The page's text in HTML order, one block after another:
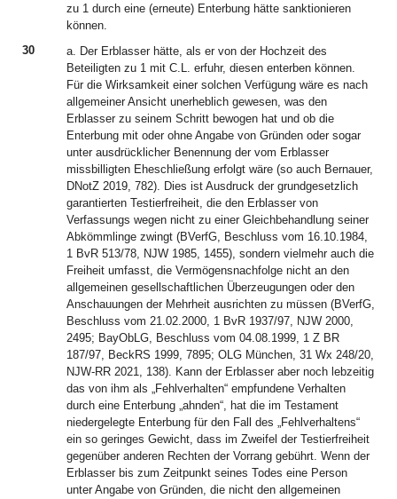
zu 1 durch eine (erneute) Enterbung hätte sanktionieren
können.
30
a. Der Erblasser hätte, als er von der Hochzeit des
Beteiligten zu 1 mit C.L. erfuhr, diesen enterben können.
Für die Wirksamkeit einer solchen Verfügung wäre es nach
allgemeiner Ansicht unerheblich gewesen, was den
Erblasser zu seinem Schritt bewogen hat und ob die
Enterbung mit oder ohne Angabe von Gründen oder sogar
unter ausdrücklicher Benennung der vom Erblasser
missbilligten Eheschließung erfolgt wäre (so auch Bernauer,
DNotZ 2019, 782). Dies ist Ausdruck der grundgesetzlich
garantierten Testierfreiheit, die den Erblasser von
Verfassungs wegen nicht zu einer Gleichbehandlung seiner
Abkömmlinge zwingt (BVerfG, Beschluss vom 16.10.1984,
1 BvR 513/78, NJW 1985, 1455), sondern vielmehr auch die
Freiheit umfasst, die Vermögensnachfolge nicht an den
allgemeinen gesellschaftlichen Überzeugungen oder den
Anschauungen der Mehrheit ausrichten zu müssen (BVerfG,
Beschluss vom 21.02.2000, 1 BvR 1937/97, NJW 2000,
2495; BayObLG, Beschluss vom 04.08.1999, 1 Z BR
187/97, BeckRS 1999, 7895; OLG München, 31 Wx 248/20,
NJW-RR 2021, 138). Kann der Erblasser aber noch lebzeitig
das von ihm als „Fehlverhalten“ empfundene Verhalten
durch eine Enterbung „ahnden“, hat die im Testament
niedergelegte Enterbung für den Fall des „Fehlverhaltens“
ein so geringes Gewicht, dass im Zweifel der Testierfreiheit
gegenüber anderen Rechten der Vorrang gebührt. Wenn der
Erblasser bis zum Zeitpunkt seines Todes eine Person
unter Angabe von Gründen, die nicht den allgemeinen